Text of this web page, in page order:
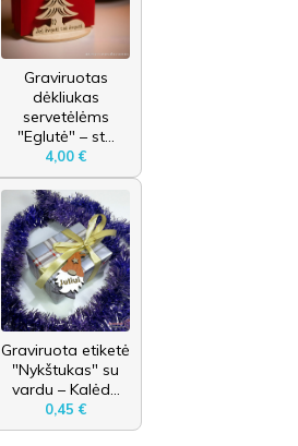
Graviruotas
dėkliukas
servetėlėms
"Eglutė" – st...
4,00 €
Graviruota etiketė
"Nykštukas" su
vardu – Kalėd...
0,45 €